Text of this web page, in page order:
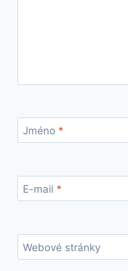
Jméno *
E-mail *
Webové stránky